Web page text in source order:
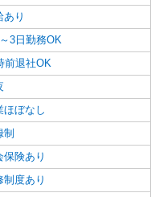
あり
3日勤務OK
前退社OK
ほぼなし
制
保険あり
制度あり